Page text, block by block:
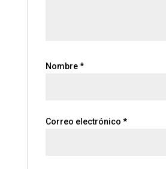
Nombre*
Correo electrónico *